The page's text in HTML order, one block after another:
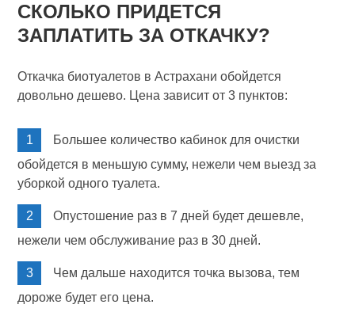
СКОЛЬКО ПРИДЕТСЯ
ЗАПЛАТИТЬ ЗА ОТКАЧКУ?
Откачка биотуалетов в Астрахани обойдется
довольно дешево. Цена зависит от 3 пунктов:
Большее количество кабинок для очистки
обойдется в меньшую сумму, нежели чем выезд за
уборкой одного туалета.
Опустошение раз в 7 дней будет дешевле,
нежели чем обслуживание раз в 30 дней.
Чем дальше находится точка вызова, тем
дороже будет его цена.